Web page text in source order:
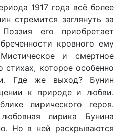
1917 года всё более
стремится заглянуть за
его приобретает
кровного ему
и смертное
которое особенно
Где же выход? Бунин
к природе и любви.
лирического героя.
лирика Бунина
Но в ней раскрываются